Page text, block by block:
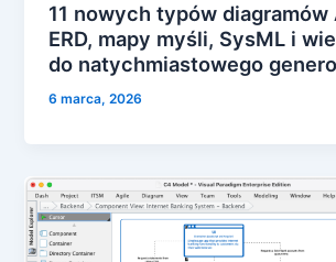
11 nowych typów diagramów
ERD, mapy myśli, SysML i
do natychmiastowego
6 marca, 2026